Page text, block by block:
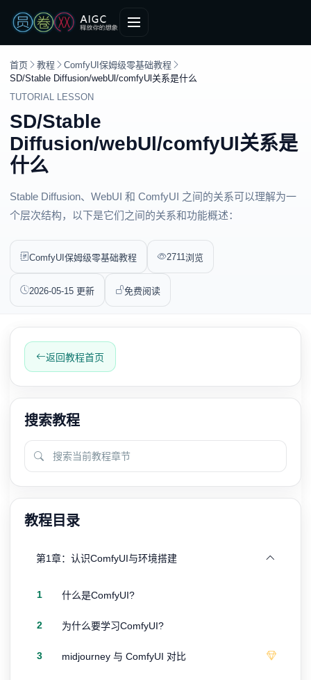
首页 教程
ComfyUI保姆级零基础教程
SD/Stable Diffusion/webUl/comfyUl关系是什么
TUTORIAL LESSON
SD/Stable
Diffusion/webUl/comfyUl关系是
什么
Stable Diffusion、WebUI 和 ComfyUI 之间的关系可以理解为一
个层次结构，以下是它们之间的关系和功能概述：
ComfyUI保姆级零基础教程 2711浏览
2026-05-15 更新 免费阅读
返回教程首页
搜索教程
教程目录
第1章：认识ComfyUI与环境搭建
1 什么是ComfyUI?
2 为什么要学习ComfyUI?
3 midjourney 与 ComfyUI 对比